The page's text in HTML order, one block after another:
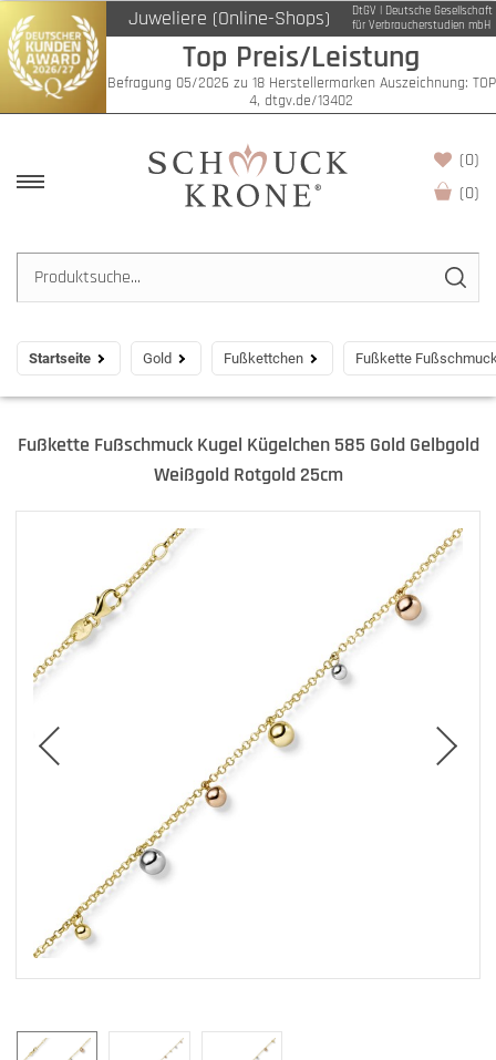
Juweliere (Online-Shops)
DtGV | Deutsche Gesellschaft
für Verbraucherstudien mbH
Top Preis/Leistung
Befragung 05/2026 zu 18 Herstellermarken Auszeichnung: TOP
4, dtgv.de/13402
(0)
(0)
Startseite Gold Fußkettchen Fußkette
Fußkette Fußschmuck Kugel Kügelchen 585 Gold Gelbgold
Weißgold Rotgold 25cm